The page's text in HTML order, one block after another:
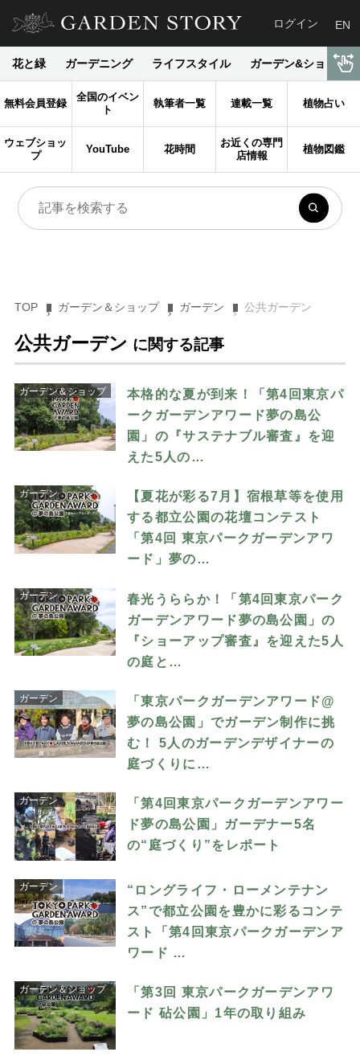
ログイン EN
花と緑 ガーデニング ライフスタイル ガーデン&ショップ
無料会員登録
全国のイベン
ト
執筆者一覧 連載一覧 植物占い
ウェブショッ
プ
YouTube 花時間
お近くの専門
店情報
植物図鑑
TOP ガーデン＆ショップ ガーデン 公共ガーデン
公共ガーデン に関する記事
ガーデン＆ショップ
本格的な夏が到来！「第4回東京パ
ークガーデンアワード夢の島公
園」の『サステナブル審査』を迎
えた5人の…
ガーデン
【夏花が彩る7月】宿根草等を使用
する都立公園の花壇コンテスト
「第4回 東京パークガーデンアワ
ード」夢の…
ガーデン
春光うららか！「第4回東京パーク
ガーデンアワード夢の島公園」の
『ショーアップ審査』を迎えた5人
の庭と…
ガーデン
「東京パークガーデンアワード@
夢の島公園」でガーデン制作に挑
む！ 5人のガーデンデザイナーの
庭づくりに…
ガーデン
「第4回東京パークガーデンアワー
ド夢の島公園」ガーデナー5名
の“庭づくり”をレポート
ガーデン
“ロングライフ・ローメンテナン
ス”で都立公園を豊かに彩るコンテ
スト「第4回東京パークガーデンア
ワード …
ガーデン＆ショップ
「第3回 東京パークガーデンアワ
ード 砧公園」1年の取り組み